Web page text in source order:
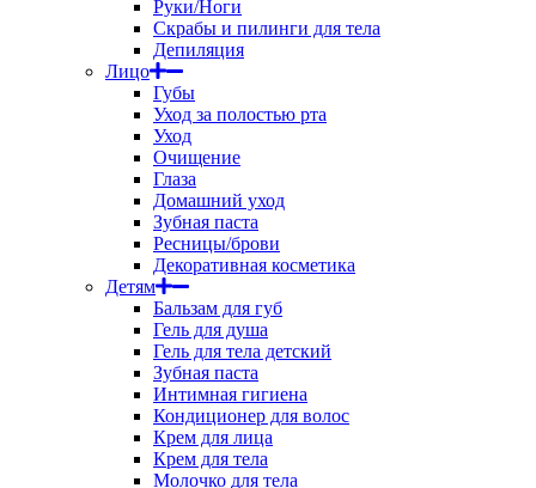
Руки/Ноги
Скрабы и пилинги для тела
Депиляция
Лицо
Губы
Уход за полостью рта
Уход
Очищение
Глаза
Домашний уход
Зубная паста
Ресницы/брови
Декоративная косметика
Детям
Бальзам для губ
Гель для душа
Гель для тела детский
Зубная паста
Интимная гигиена
Кондиционер для волос
Крем для лица
Крем для тела
Молочко для тела